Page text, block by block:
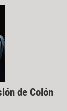
de Colón